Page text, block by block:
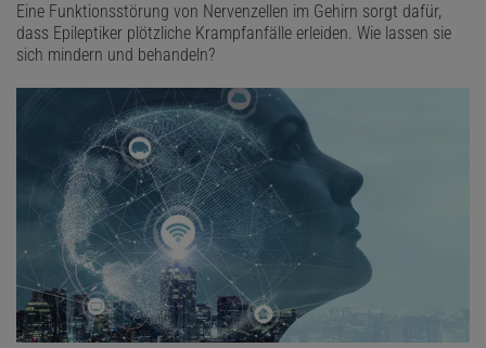
Eine Funktionsstörung von Nervenzellen im Gehirn sorgt dafür,
dass Epileptiker plötzliche Krampfanfälle erleiden. Wie lassen sie
sich mindern und behandeln?